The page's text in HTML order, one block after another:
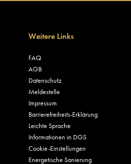
Weitere Links
FAQ
AGB
Datenschutz
Meldestelle
Impressum
Barrierefreiheits-Erklärung
Leichte Sprache
Informationen in DGS
Cookie-Einstellungen
Energetische Sanierung